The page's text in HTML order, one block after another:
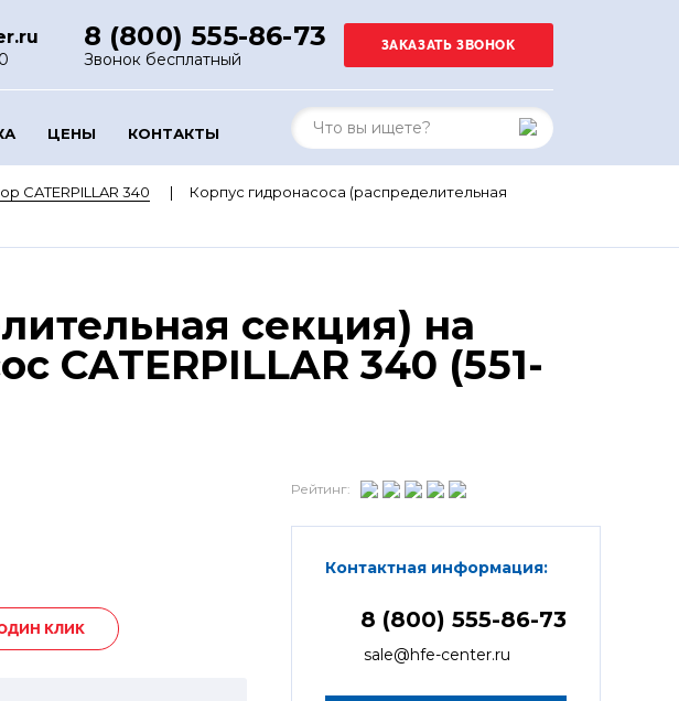
8 (800) 555-86-73
Звонок бесплатный
ЦЕНЫ КОНТАКТЫ
CATERPILLAR 340
Корпус гидронасоса (распределительная
секция) на
CATERPILLAR 340 (551-
КЛИК
Рейтинг:
Контактная информация:
8 (800) 555-86-73
sale@hfe-center.ru